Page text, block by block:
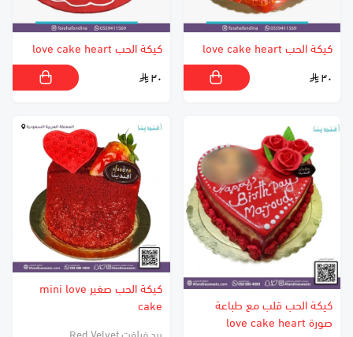
كيكة الحب love cake heart
٣٠
كيكة الحب love cake heart
٣٠
كيكة الحب قلب مع طباعة
صورة love cake heart
كيكة الحب صغير mini love
cake